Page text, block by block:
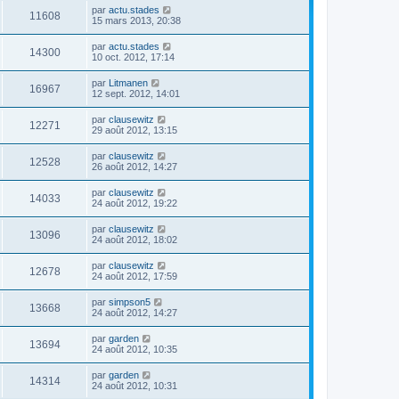
11608 par actu.stades
15 mars 2013, 20:38
14300 par actu.stades
10 oct. 2012, 17:14
16967 par Litmanen
12 sept. 2012, 14:01
12271 par clausewitz
29 août 2012, 13:15
12528 par clausewitz
26 août 2012, 14:27
14033 par clausewitz
24 août 2012, 19:22
13096 par clausewitz
24 août 2012, 18:02
12678 par clausewitz
24 août 2012, 17:59
13668 par simpson5
24 août 2012, 14:27
13694 par garden
24 août 2012, 10:35
14314 par garden
24 août 2012, 10:31